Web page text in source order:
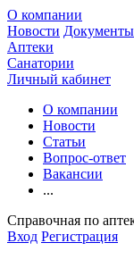
О компании
Новости Документы
Аптеки
Санатории
Личный кабинет
О компании
Новости
Статьи
Вопрос-ответ
Вакансии
...
Справочная по
Вход Регистрация